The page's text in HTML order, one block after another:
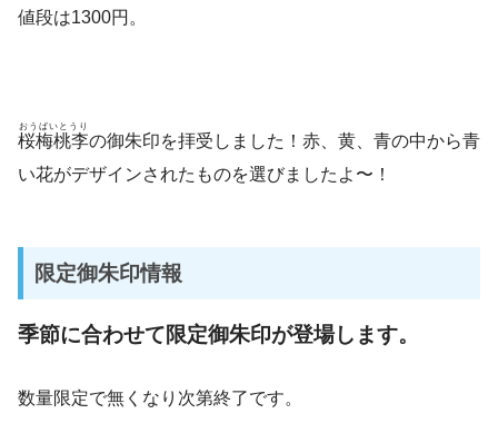
値段は1300円。
桜梅桃李
おうばいとうり
の御朱印を拝受しました！赤、黄、青の中から青
い花がデザインされたものを選びましたよ〜！
限定御朱印情報
季節に合わせて限定御朱印が登場します。
数量限定で無くなり次第終了です。